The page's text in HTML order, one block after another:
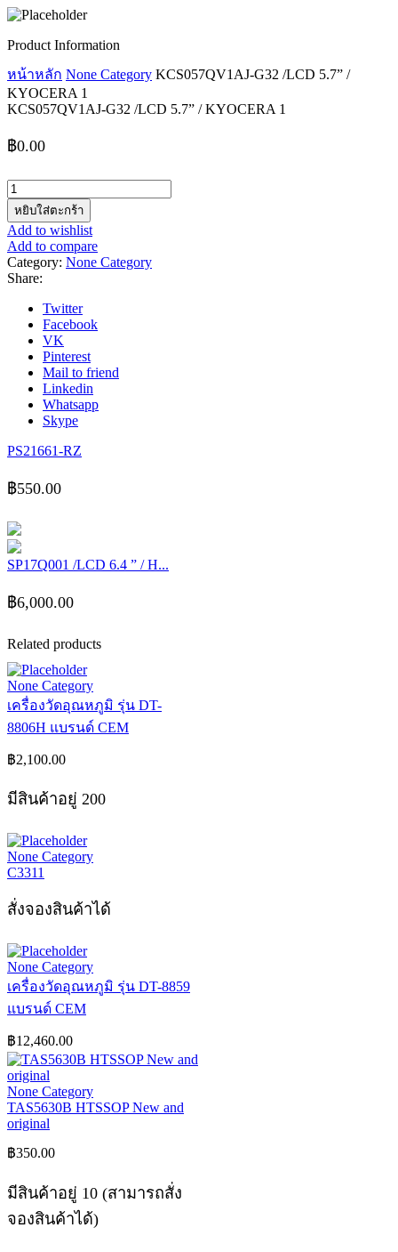
Product Information
หน้าหลัก None Category KCS057QV1AJ-G32 /LCD 5.7” /
KYOCERA 1
KCS057QV1AJ-G32 /LCD 5.7” / KYOCERA 1
฿0.00
จำนวน
KCS057QV1AJ-
G32
/LCD
5.7''
/
หยิบใส่ตะกร้า
Add to wishlist
Add to compare
Category: None Category
Share:
Twitter
Facebook
VK
Pinterest
Mail to friend
Linkedin
Whatsapp
Skype
PS21661-RZ
฿550.00
SP17Q001 /LCD 6.4 ” / H...
฿6,000.00
Related products
None Category
เครื่องวัดอุณหภูมิ รุ่น DT-
8806H แบรนด์ CEM
฿2,100.00
มีสินค้าอยู่ 200
None Category
C3311
สั่งจองสินค้าได้
None Category
เครื่องวัดอุณหภูมิ รุ่น DT-8859
แบรนด์ CEM
฿12,460.00
None Category
TAS5630B HTSSOP New and
original
฿350.00
มีสินค้าอยู่ 10 (สามารถสั่ง
จองสินค้าได้)